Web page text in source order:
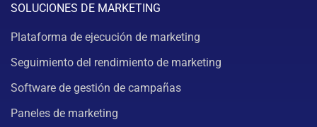
SOLUCIONES DE MARKETING
Plataforma de ejecución de marketing
Seguimiento del rendimiento de marketing
Software de gestión de campañas
Paneles de marketing